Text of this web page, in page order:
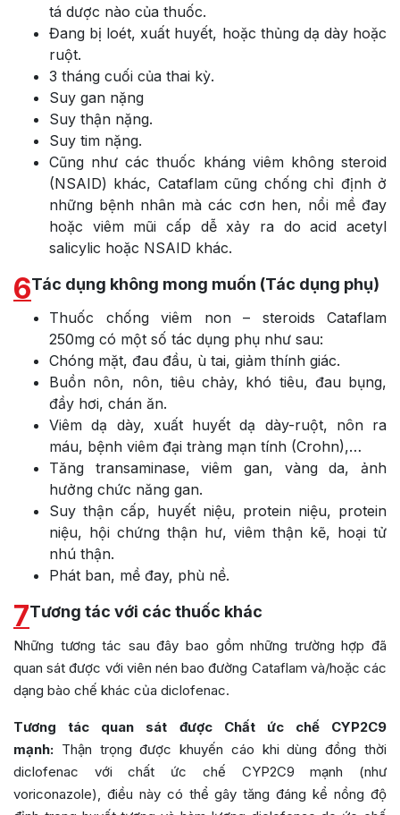
tá dược nào của thuốc.
Đang bị loét, xuất huyết, hoặc thủng dạ dày hoặc
ruột.
3 tháng cuối của thai kỳ.
Suy gan nặng
Suy thận nặng.
Suy tim nặng.
Cũng như các thuốc kháng viêm không steroid
(NSAID) khác, Cataflam cũng chống chỉ định ở
những bệnh nhân mà các cơn hen, nổi mề đay
hoặc viêm mũi cấp dễ xảy ra do acid acetyl
salicylic hoặc NSAID khác.
6Tác dụng không mong muốn (Tác dụng phụ)
Thuốc chống viêm non – steroids Cataflam
250mg có một số tác dụng phụ như sau:
Chóng mặt, đau đầu, ù tai, giảm thính giác.
Buồn nôn, nôn, tiêu chảy, khó tiêu, đau bụng,
đầy hơi, chán ăn.
Viêm dạ dày, xuất huyết dạ dày-ruột, nôn ra
máu, bệnh viêm đại tràng mạn tính (Crohn),…
Tăng transaminase, viêm gan, vàng da, ảnh
hưởng chức năng gan.
Suy thận cấp, huyết niệu, protein niệu, protein
niệu, hội chứng thận hư, viêm thận kẽ, hoại tử
nhú thận.
Phát ban, mề đay, phù nề.
7Tương tác với các thuốc khác
Những tương tác sau đây bao gồm những trường hợp đã
quan sát được với viên nén bao đường Cataflam và/hoặc các
dạng bào chế khác của diclofenac.
Tương tác quan sát được Chất ức chế CYP2C9
mạnh: Thận trọng được khuyến cáo khi dùng đồng thời
diclofenac với chất ức chế CYP2C9 mạnh (như
voriconazole), điều này có thể gây tăng đáng kể nồng độ